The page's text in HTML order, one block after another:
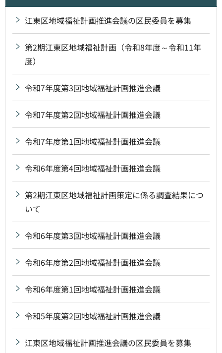
江東区地域福祉計画推進会議の区民委員を募集
第2期江東区地域福祉計画（令和8年度～令和11年
度）
令和7年度第3回地域福祉計画推進会議
令和7年度第2回地域福祉計画推進会議
令和7年度第1回地域福祉計画推進会議
令和6年度第4回地域福祉計画推進会議
第2期江東区地域福祉計画策定に係る調査結果につ
いて
令和6年度第3回地域福祉計画推進会議
令和6年度第2回地域福祉計画推進会議
令和6年度第1回地域福祉計画推進会議
令和5年度第2回地域福祉計画推進会議
江東区地域福祉計画推進会議の区民委員を募集